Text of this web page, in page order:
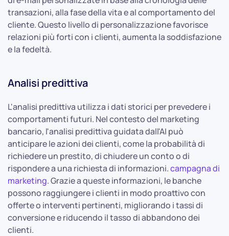
transazioni, alla fase della vita e al comportamento del
cliente. Questo livello di personalizzazione favorisce
relazioni più forti con i clienti, aumenta la soddisfazione
e la fedeltà.
Analisi predittiva
L'analisi predittiva utilizza i dati storici per prevedere i
comportamenti futuri. Nel contesto del marketing
bancario, l'analisi predittiva guidata dall'AI può
anticipare le azioni dei clienti, come la probabilità di
richiedere un prestito, di chiudere un conto o di
rispondere a una richiesta di informazioni.campagna di
marketing. Grazie a queste informazioni, le banche
possono raggiungere i clienti in modo proattivo con
offerte o interventi pertinenti, migliorando i tassi di
conversione e riducendo il tasso di abbandono dei
clienti.